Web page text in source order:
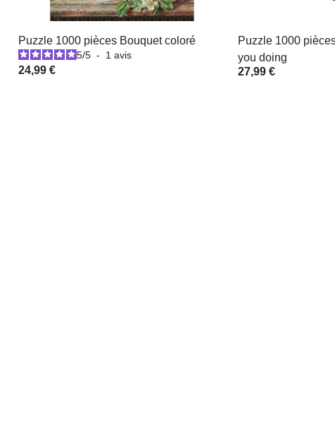
Puzzle 1000 pièces Bouquet coloré
5/5 - 1 avis
24,99 €
Puzzle 1000
you doing
27,99 €